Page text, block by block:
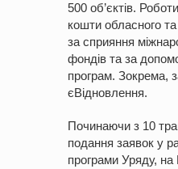
500 об’єктів.
кошти обласного
за сприяння
фондів та за
програм. Зокрема,
єВідновлення.
Починаючи з 10
подання заявок у
програми Уряду, на